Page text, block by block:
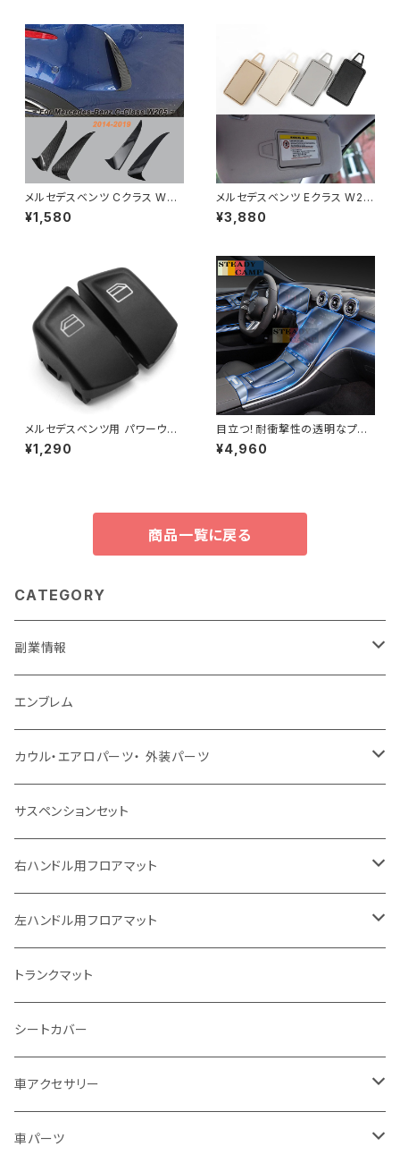
メルセデスベンツ Cクラス W20
5 C43 C63 AMG 2014～201
9 車のリアバンパースポイラー
¥1,580
メルセデスベンツ Eクラス W211
2003-2008 グレー 車のサン
バイザーシェードメイク化粧鏡
¥3,880
メルセデスベンツ用 パワーウィ
ンドウスイッチ 2個1セット キー
とボタン付き W639 2003-20
¥1,290
目立つ！耐衝撃性の透明なプラ
スチック製の車のドアセンターコ
ンソール Benz Cクラス w206
¥4,960
商品一覧に戻る
CATEGORY
副業情報
せどり
古着系
コンテンツビジネス
エンブレム
カウル・エアロパーツ・ 外装パーツ
ホンダ
ヤマハ
スズキ
カワサキ
BMW
ドゥカティ - Ducati
トライアンフ
サスペンションセット
右ハンドル用フロアマット
トヨタ
日産
ホンダ
スズキ
マツダ
左ハンドル用フロアマット
トヨタ
日産
ホンダ
スズキ
トランクマット
シートカバー
車アクセサリー
トヨタ
車パーツ